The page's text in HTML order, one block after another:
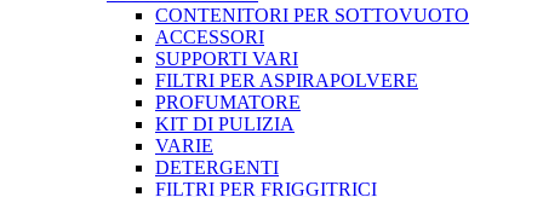
CONTENITORI PER SOTTOVUOTO
ACCESSORI
SUPPORTI VARI
FILTRI PER ASPIRAPOLVERE
PROFUMATORE
KIT DI PULIZIA
VARIE
DETERGENTI
FILTRI PER FRIGGITRICI